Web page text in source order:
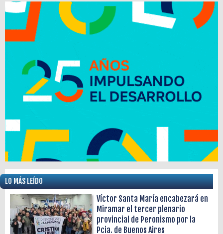
LO MÁS LEÍDO
Víctor Santa María encabezará en
Miramar el tercer plenario
provincial de Peronismo por la
Pcia. de Buenos Aires